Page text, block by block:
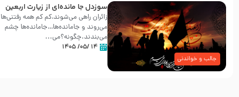
جالب و خواندنی
سوزدل جا مانده‌ای از زیارت اربعین
زائران راهی می‌شوند،کم‌ کم همه رفتنی‌ها
می‌روند و جامانده‌ها…جامانده‌ها چشم
می‌بندند.چگونه؟می‌...
۱۴ /۰۵/ ۱۴۰۵